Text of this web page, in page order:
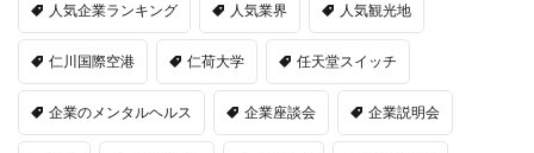
人気企業ランキング 人気業界 人気観光地
仁川国際空港 仁荷大学 任天堂スイッチ
企業のメンタルヘルス 企業座談会 企業説明会